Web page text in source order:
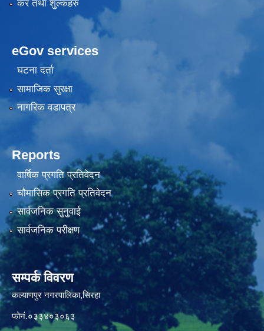
कर तथा शुल्कहरु
eGov services
घटना दर्ता
सामाजिक सुरक्षा
नागरिक वडापत्र
Reports
वार्षिक प्रगति प्रतिवेदन
चौमासिक प्रगति प्रतिवेदन
सार्वजनिक सुनुवाई
सार्वजनिक परीक्षण
सम्पर्क विवरण
कल्याणपुर नगरपालिका,सिरहा
फोनं.०३३४०३०६३